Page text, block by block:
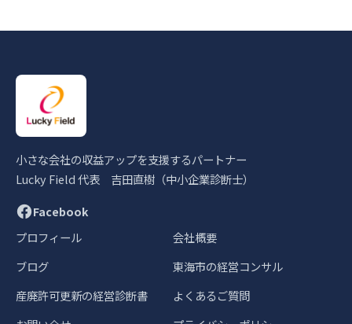
小さな会社の収益アップを支援するパートナー
Lucky Field 代表 吉田直樹（中小企業診断士）
Facebook
プロフィール
会社概要
ブログ
東海市の経営コンサル
産廃許可更新の経営診断書
よくあるご質問